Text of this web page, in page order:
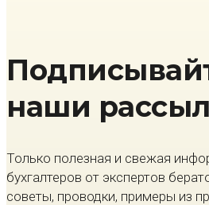
наши
Только полезная и свежая
бухгалтеров от экспертов
советы, проводки, примеры из